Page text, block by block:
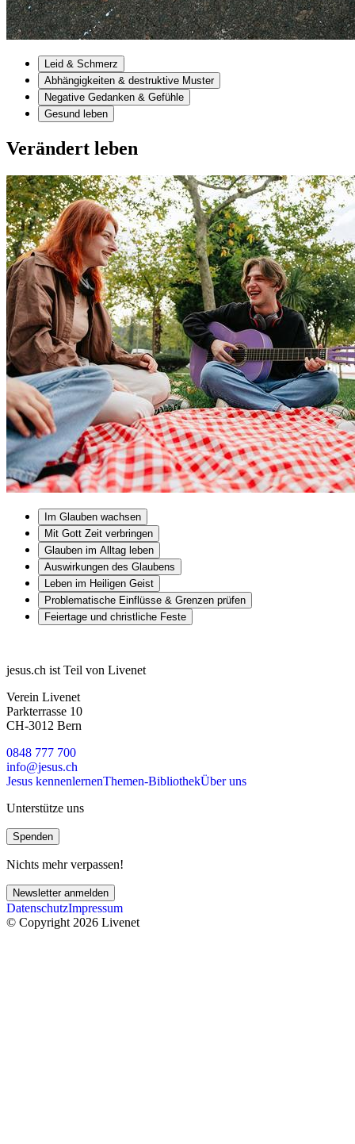
Leid & Schmerz
Abhängigkeiten & destruktive Muster
Negative Gedanken & Gefühle
Gesund leben
Verändert leben
Im Glauben wachsen
Mit Gott Zeit verbringen
Glauben im Alltag leben
Auswirkungen des Glaubens
Leben im Heiligen Geist
Problematische Einflüsse & Grenzen prüfen
Feiertage und christliche Feste
jesus.ch ist Teil von Livenet
Verein Livenet
Parkterrasse 10
CH-3012 Bern
0848 777 700
info@jesus.ch
Jesus kennenlernenThemen-BibliothekÜber uns
Unterstütze uns
Spenden
Nichts mehr verpassen!
Newsletter anmelden
DatenschutzImpressum
© Copyright 2026 Livenet